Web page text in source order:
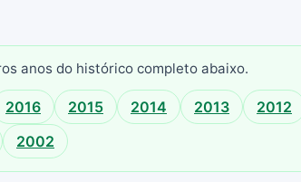
anos do histórico completo abaixo.
2016 2015 2014 2013 2012
2002